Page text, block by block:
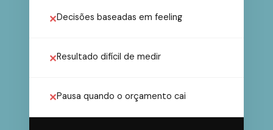
✕Decisões baseadas em feeling
✕Resultado difícil de medir
✕Pausa quando o orçamento cai